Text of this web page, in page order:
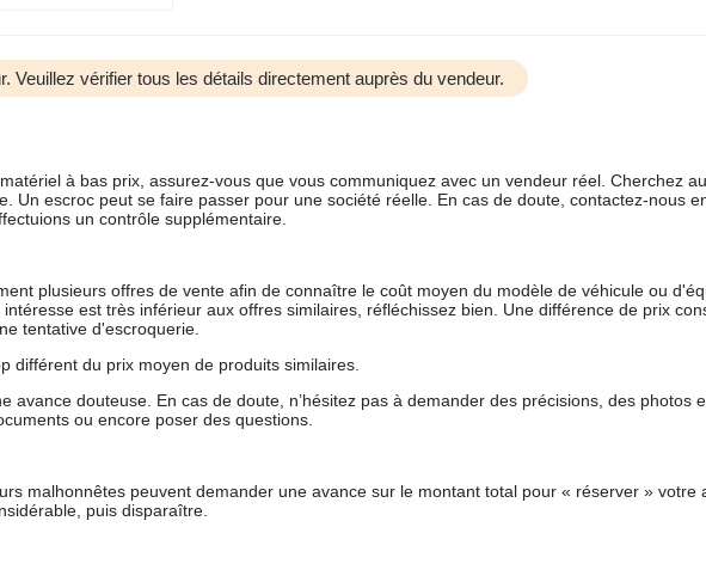
in transit)
Veuillez vérifier tous les détails directement auprès du vendeur.
à bas prix, assurez-vous que vous communiquez avec un vendeur réel. Cherchez
Un escroc peut se faire passer pour une société réelle. En cas de doute, contactez-nous
un contrôle supplémentaire.
plusieurs offres de vente afin de connaître le coût moyen du modèle de véhicule ou
est très inférieur aux offres similaires, réfléchissez bien. Une différence de prix
tentative d'escroquerie.
différent du prix moyen de produits similaires.
avance douteuse. En cas de doute, n’hésitez pas à demander des précisions, des photos
ou encore poser des questions.
malhonnêtes peuvent demander une avance sur le montant total pour « réserver » votre
puis disparaître.